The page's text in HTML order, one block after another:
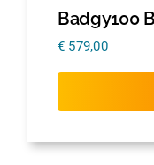
Badgy100
€ 579,00